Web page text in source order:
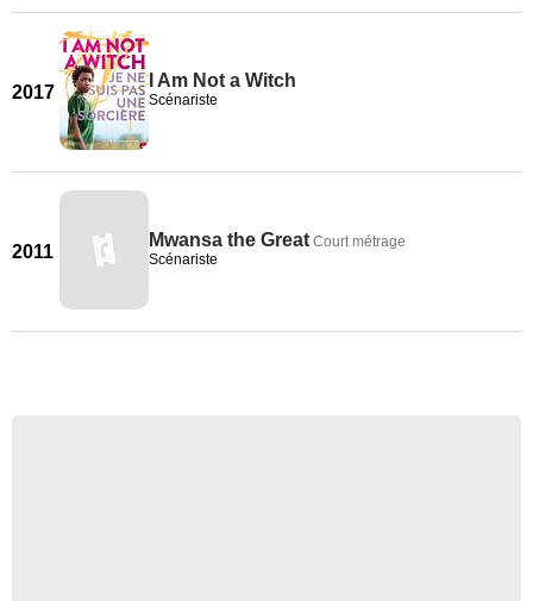
2017
I Am Not a Witch
Scénariste
2011
Mwansa the Great Court métrage
Scénariste